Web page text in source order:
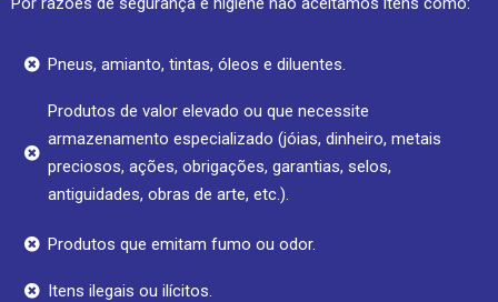
Produtos que emitam fumo ou odor.
Itens ilegais ou ilícitos.
Pneus, amianto, tintas, óleos e diluentes.
Produtos de valor elevado ou que necessite
armazenamento especializado (jóias, dinheiro, metais
preciosos, ações, obrigações, garantias, selos,
antiguidades, obras de arte, etc.).